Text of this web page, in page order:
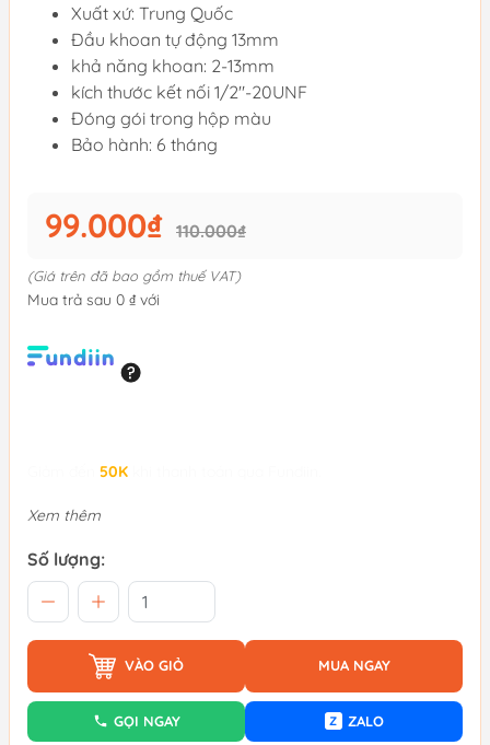
Xuất xứ: Trung Quốc
Đầu khoan tự động 13mm
khả năng khoan: 2-13mm
kích thước kết nối 1/2"-20UNF
Đóng gói trong hộp màu
Bảo hành: 6 tháng
99.000₫ 110.000₫
(Giá trên đã bao gồm thuế VAT)
Mua trả sau 0 ₫ với
50K
Xem thêm
Số lượng:
VÀO GIỎ MUA NGAY
GỌI NGAY Z ZALO